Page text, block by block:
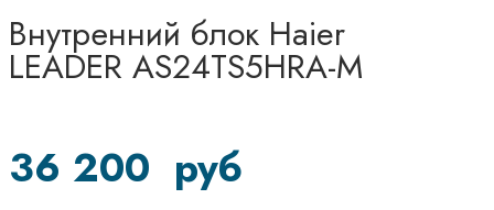
Внутренний блок Haier
LEADER AS24TS5HRA-M
36 200 руб